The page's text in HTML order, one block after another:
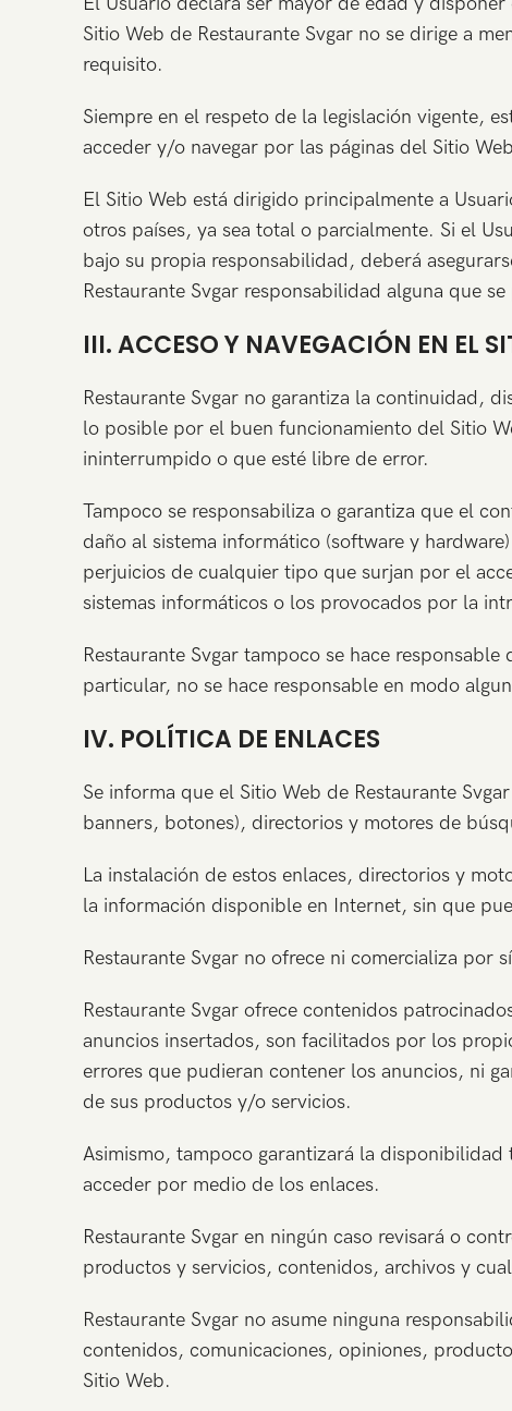
Sitio Web de Restaurante Svgar no se dirige a
requisito.
Siempre en el respeto de la legislación vigente,
acceder y/o navegar por las páginas del Sitio
El Sitio Web está dirigido principalmente a
otros países, ya sea total o parcialmente. Si el
bajo su propia responsabilidad, deberá
Restaurante Svgar responsabilidad alguna que
III. ACCESO Y NAVEGACIÓN EN EL
Restaurante Svgar no garantiza la continuidad,
lo posible por el buen funcionamiento del Sitio
ininterrumpido o que esté libre de error.
Tampoco se responsabiliza o garantiza que el
daño al sistema informático (software y
perjuicios de cualquier tipo que surjan por el
sistemas informáticos o los provocados por la
Restaurante Svgar tampoco se hace
particular, no se hace responsable en modo
IV. POLÍTICA DE ENLACES
Se informa que el Sitio Web de Restaurante
banners, botones), directorios y motores de
La instalación de estos enlaces, directorios y
la información disponible en Internet, sin que
Restaurante Svgar no ofrece ni comercializa
Restaurante Svgar ofrece contenidos
anuncios insertados, son facilitados por los
errores que pudieran contener los anuncios, ni
de sus productos y/o servicios.
Asimismo, tampoco garantizará la
acceder por medio de los enlaces.
Restaurante Svgar en ningún caso revisará o
productos y servicios, contenidos, archivos y
Restaurante Svgar no asume ninguna
contenidos, comunicaciones, opiniones,
Sitio Web.